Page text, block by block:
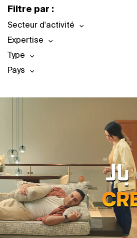
Filtre par :
Secteur d'activité
Expertise
Type
Pays